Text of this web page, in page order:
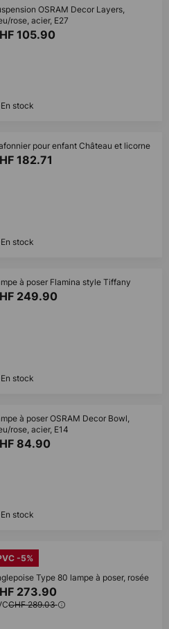
OSRAM Decor Layers,
rose, acier, E27
105.90
En stock
pour enfant Château et licorne
182.71
En stock
à poser Flamina style Tiffany
249.90
En stock
à poser OSRAM Decor Bowl,
rose, acier, E14
84.90
En stock
-5%
Type 80 lampe à poser, rosée
273.90
CHF 289.03